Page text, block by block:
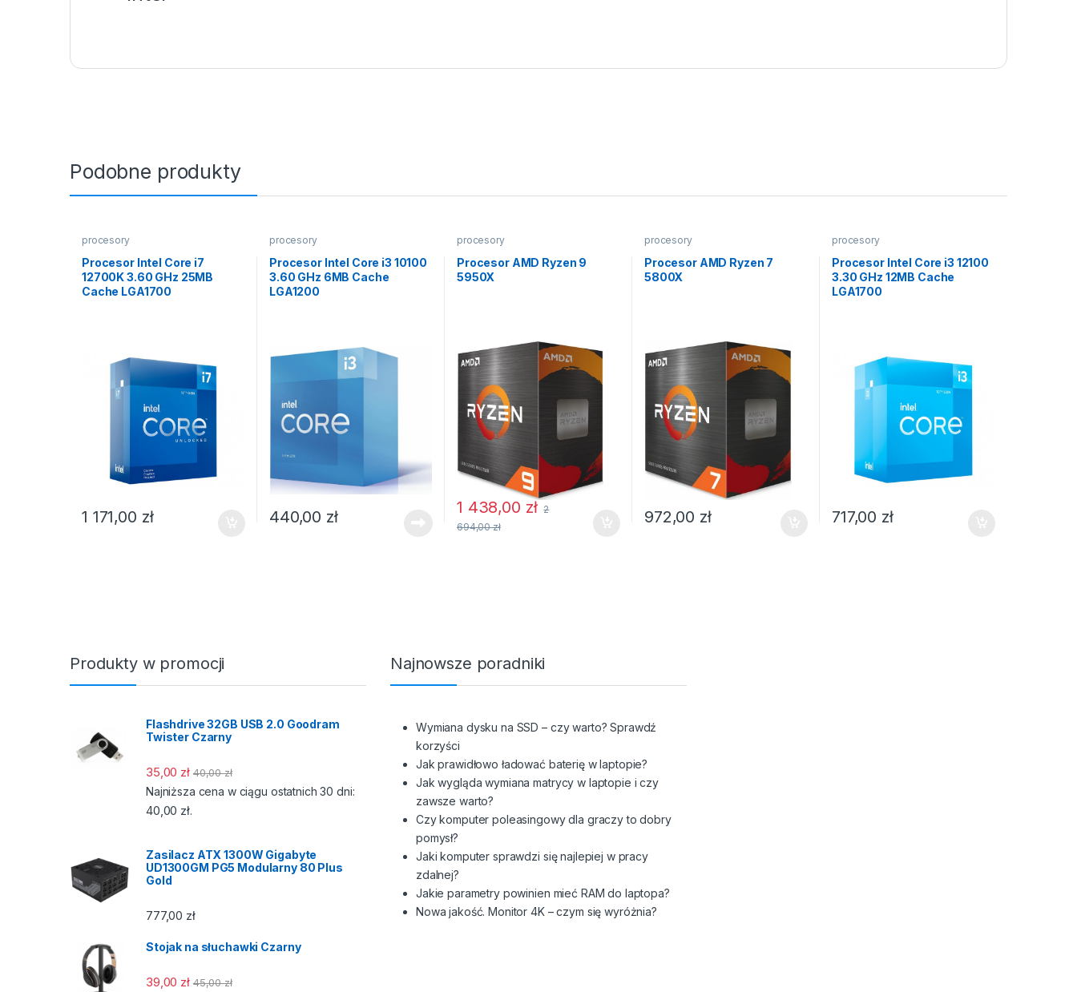
Podobne produkty
procesory
Procesor Intel Core i7
12700K 3.60 GHz 25MB
Cache LGA1700
1 171,00 zł
procesory
Procesor Intel Core i3 10100
3.60 GHz 6MB Cache
LGA1200
440,00 zł
procesory
Procesor AMD Ryzen 9
5950X
1 438,00 zł 2
694,00zł
procesory
Procesor AMD Ryzen 7
5800X
972,00 zł
procesory
Procesor Intel Core i3 12100
3.30 GHz 12MB Cache
LGA1700
717,00 zł
Produkty w promocji
Flashdrive 32GB USB 2.0 Goodram
Twister Czarny
35,00 zł 40,00zł
Najniższa cena w ciągu ostatnich 30 dni:
40,00 zł.
Zasilacz ATX 1300W Gigabyte
UD1300GM PG5 Modularny 80 Plus
Gold
777,00 zł
Stojak na słuchawki Czarny
39,00 zł 45,00zł
Najnowsze poradniki
Wymiana dysku na SSD – czy warto? Sprawdź
korzyści
Jak prawidłowo ładować baterię w laptopie?
Jak wygląda wymiana matrycy w laptopie i czy
zawsze warto?
Czy komputer poleasingowy dla graczy to dobry
pomysł?
Jaki komputer sprawdzi się najlepiej w pracy
zdalnej?
Jakie parametry powinien mieć RAM do laptopa?
Nowa jakość. Monitor 4K – czym się wyróżnia?